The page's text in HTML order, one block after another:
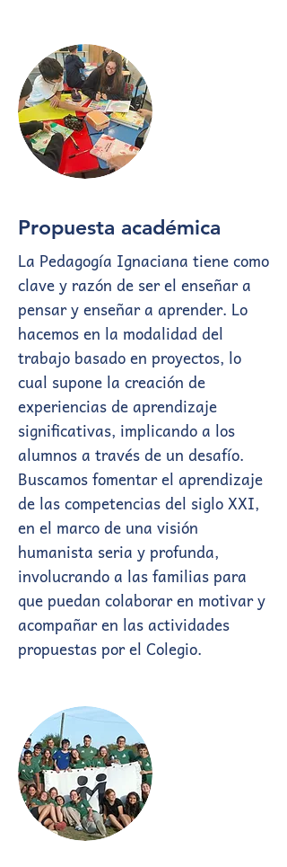
Propuesta académica
La Pedagogía Ignaciana tiene como
clave y razón de ser el enseñar a
pensar y enseñar a aprender. Lo
hacemos en la modalidad del
trabajo basado en proyectos, lo
cual supone la creación de
experiencias de aprendizaje
significativas, implicando a los
alumnos a través de un desafío.
Buscamos fomentar el aprendizaje
de las competencias del siglo XXI,
en el marco de una visión
humanista seria y profunda,
involucrando a las familias para
que puedan colaborar en motivar y
acompañar en las actividades
propuestas por el Colegio.